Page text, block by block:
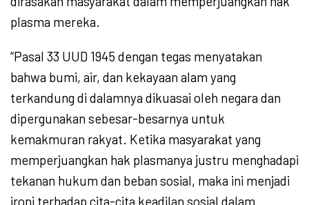
plasma mereka.
“Pasal 33 UUD 1945 dengan tegas menyatakan
bahwa bumi, air, dan kekayaan alam yang
terkandung di dalamnya dikuasai oleh negara dan
dipergunakan sebesar-besarnya untuk
kemakmuran rakyat. Ketika masyarakat yang
memperjuangkan hak plasmanya justru menghadapi
tekanan hukum dan beban sosial, maka ini menjadi
ironi terhadap cita-cita keadilan sosial dalam